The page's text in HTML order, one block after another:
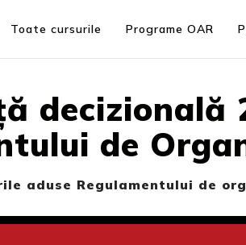
Toate cursurile Programe OAR
de
aduse Regulamentului de